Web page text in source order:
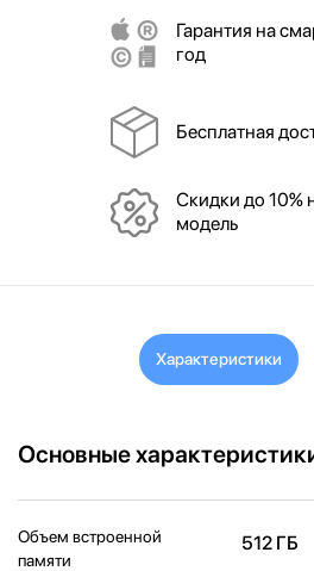
Гарантия на
год
Бесплатная
Скидки до 10%
модель
Характеристики
Основные
Объем встроенной
памяти
512 ГБ